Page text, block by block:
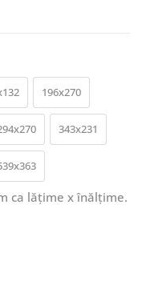
196x270
343x231
ca lățime x înălțime.